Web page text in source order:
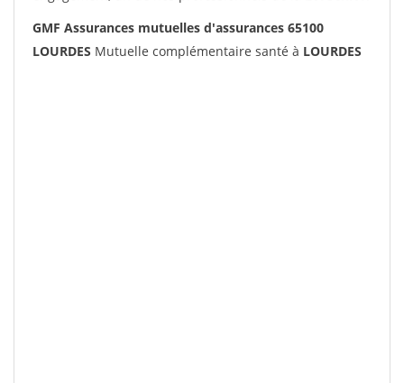
GMF Assurances mutuelles d'assurances 65100
LOURDES Mutuelle complémentaire santé à LOURDES